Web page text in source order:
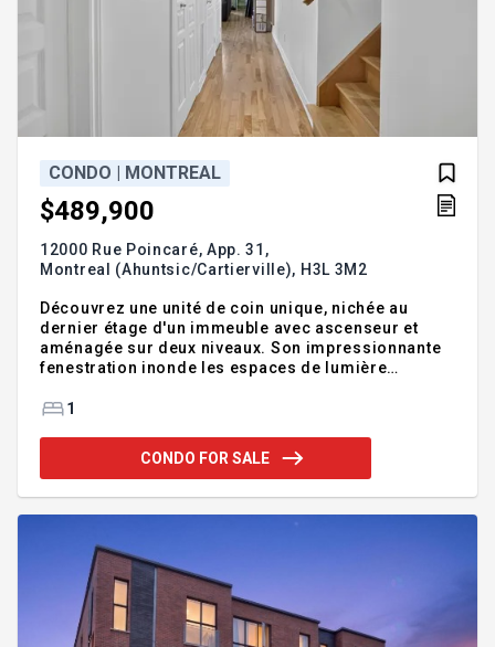
CONDO | MONTREAL
$489,900
12000 Rue Poincaré, App. 31,
Montreal (Ahuntsic/Cartierville), H3L 3M2
Découvrez une unité de coin unique, nichée au
dernier étage d'un immeuble avec ascenseur et
aménagée sur deux niveaux. Son impressionnante
fenestration inonde les espaces de lumière
chaleureuse et accueillante. Addendum:Offrez-
magnifique unité de coin située au dernier étage et
répartie sur deux niveaux. Baigné de lumière grâce
1
CONDO FOR SALE